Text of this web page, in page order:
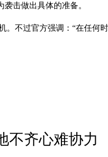
击做出具体的准备。
不过官方强调：“在任何
不齐心难协力